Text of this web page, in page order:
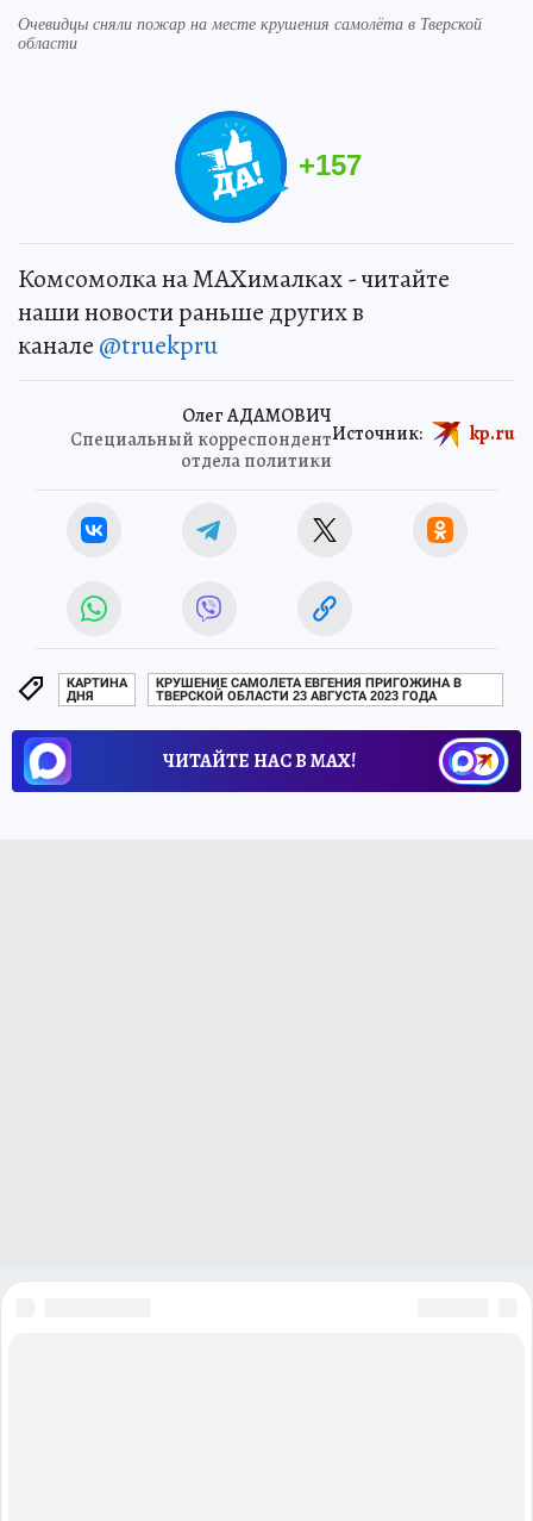
Очевидцы сняли пожар на месте крушения самолёта в Тверской
области
+157
Комсомолка на MAXималках - читайте
наши новости раньше других в
канале @truekpru
Олег АДАМОВИЧ
Специальный корреспондент
отдела политики
Источник: kp.ru
КАРТИНА
ДНЯ
КРУШЕНИЕ САМОЛЕТА ЕВГЕНИЯ ПРИГОЖИНА В
ТВЕРСКОЙ ОБЛАСТИ 23 АВГУСТА 2023 ГОДА
ЧИТАЙТЕ НАС В МАХ!